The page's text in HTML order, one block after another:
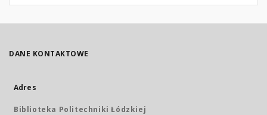
DANE KONTAKTOWE
Adres
Biblioteka Politechniki Łódzkiej